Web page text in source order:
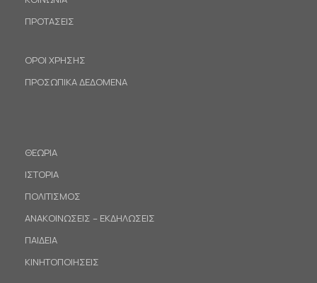
ΠΡΟΤΑΣΕΙΣ
ΟΡΟΙ ΧΡΗΣΗΣ
ΠΡΟΣΩΠΙΚΑ ΔΕΔΟΜΕΝΑ
ΘΕΩΡΙΑ
ΙΣΤΟΡΙΑ
ΠΟΛΙΤΙΣΜΟΣ
ΑΝΑΚΟΙΝΩΣΕΙΣ – ΕΚΔΗΛΩΣΕΙΣ
ΠΑΙΔΕΙΑ
ΚΙΝΗΤΟΠΟΙΗΣΕΙΣ